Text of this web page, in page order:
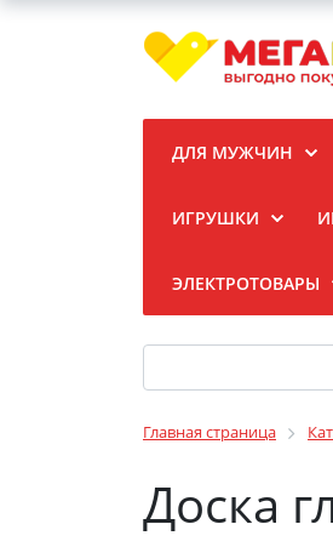
ДЛЯ МУЖЧИН
ИГРУШКИ
ЭЛЕКТРОТОВАРЫ
Главная страница
Доска